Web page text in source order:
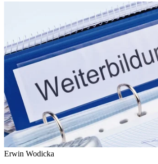
Erwin Wodicka